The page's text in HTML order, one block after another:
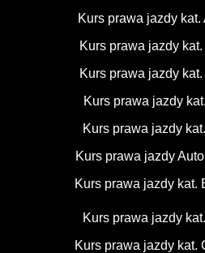
Kurs prawa jazdy kat.
Kurs prawa jazdy
Kurs prawa jazdy
Kurs prawa jazdy
Kurs prawa jazdy
Kurs prawa jazdy
Kurs prawa jazdy kat.
Kurs prawa jazdy
Kurs prawa jazdy kat.